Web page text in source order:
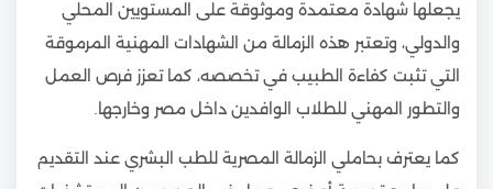
يجعلها شهادة معتمدة وموثوقة على المستويين المحلي
والدولي، وتعتبر هذه الزمالة من الشهادات المهنية المرموقة
التي تثبت كفاءة الطبيب في تخصصه، كما تعزز فرص العمل
والتطور المهني للطلاب الوافدين داخل مصر وخارجها.
كما يعترف بحاملي الزمالة المصرية للطب البشري عند التقديم